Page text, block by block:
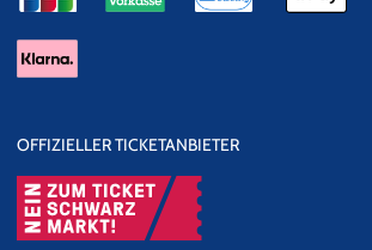
OFFIZIELLER TICKETANBIETER